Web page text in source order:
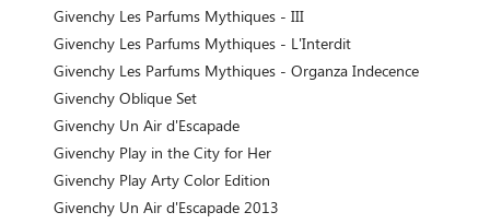
Givenchy Les Parfums Mythiques - III
Givenchy Les Parfums Mythiques - L'Interdit
Givenchy Les Parfums Mythiques - Organza Indecence
Givenchy Oblique Set
Givenchy Un Air d'Escapade
Givenchy Play in the City for Her
Givenchy Play Arty Color Edition
Givenchy Un Air d'Escapade 2013